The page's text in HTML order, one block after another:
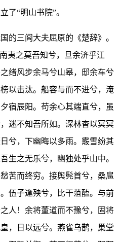
了“明山书院”。
的三闾大夫屈原的《楚辞》。
夷之莫吾知兮，旦余济乎江
绪风步余马兮山皋，邸余车兮
以击汰。船容与而不进兮，淹
宿辰阳。苟余心其端直兮，虽
迷不知吾所如。深林杳以冥冥
兮，下幽晦以多雨。霰雪纷其
生之无乐兮，幽独处乎山中。
苦而终穷。接舆髡首兮，桑扈
伍子逢殃兮，比干菹醢。与前
人！余将董道而不豫兮，固将
，日以远兮。燕雀乌鹊，巢堂